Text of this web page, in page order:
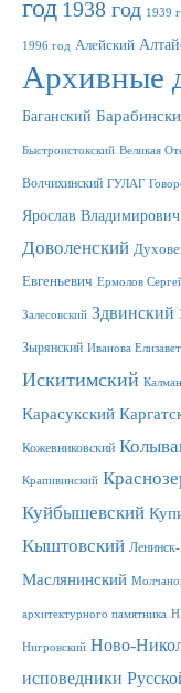
год 1938 год 1939
1996 год Алейский
Архивные
Баганский
Быстроистокский Великая
Волчихинский ГУЛАГ
Ярослав Владимирович
Доволенский
Евгеньевич Ермолов
Залесовский Здвинский
Зырянский Иванова
Искитимский
Карасукский
Кожевниковский
Крапивинский
Куйбышевский
Кыштовский
Маслянинский
архитектурного памятника
Нигровский Ново-
исповедники